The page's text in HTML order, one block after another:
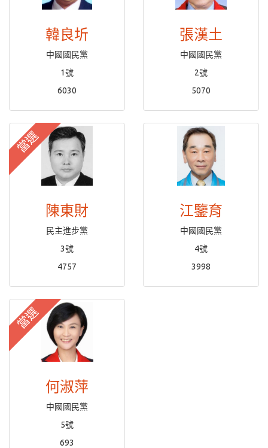
韓良圻
中國國民黨
1號
6030
張漢土
中國國民黨
2號
5070
當選
陳東財
民主進步黨
3號
4757
江鑒育
中國國民黨
4號
3998
當選
何淑萍
中國國民黨
5號
693